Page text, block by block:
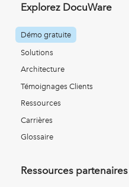
Explorez DocuWare
Démo gratuite
Solutions
Architecture
Témoignages Clients
Ressources
Carrières
Glossaire
Ressources partenaires